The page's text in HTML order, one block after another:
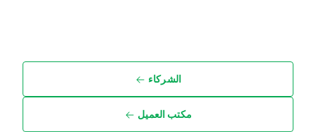
الشركاء
مكتب العميل